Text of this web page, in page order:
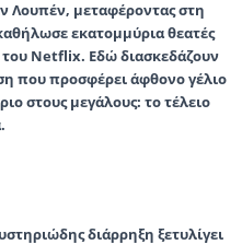
Λουπέν, μεταφέροντας στη
εκατομμύρια θεατές
Netflix. Εδώ διασκεδάζουν
που προσφέρει άφθονο γέλιο
στους μεγάλους: το τέλειο
διάρρηξη ξετυλίγει